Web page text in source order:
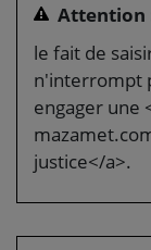
Attention
le fait de
n'interrompt
engager une
justice</a>.